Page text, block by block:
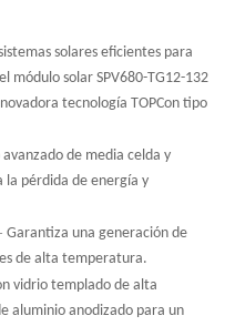
solares eficientes para
módulo solar SPV680-TG12-132
tecnología TOPCon tipo
avanzado de media celda y
la pérdida de energía y
Garantiza una generación de
de alta temperatura.
vidrio templado de alta
aluminio anodizado para un